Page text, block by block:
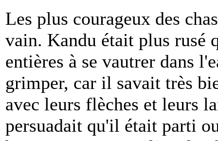
Les plus courageux des
vain. Kandu était plus rusé
entières à se vautrer dans
grimper, car il savait très
avec leurs flèches et leurs
persuadait qu'il était parti